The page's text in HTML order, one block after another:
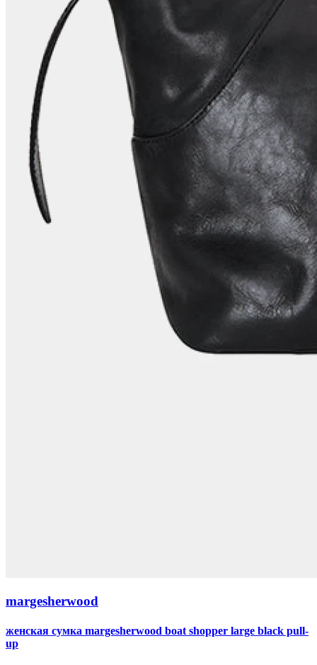
margesherwood
женская сумка margesherwood boat shopper large black pull-
up